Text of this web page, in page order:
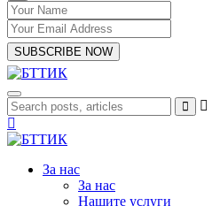
SUBSCRIBE NOW
За нас
За нас
Нашите услуги